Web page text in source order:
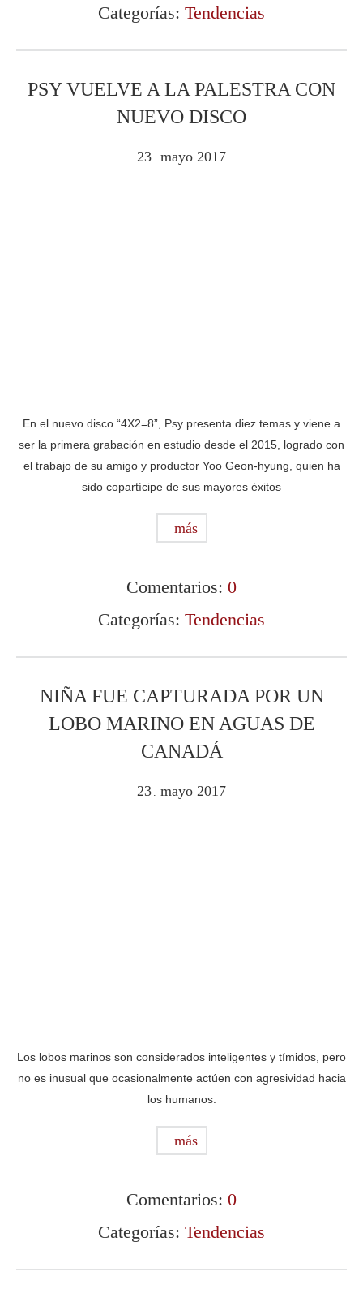
Categorías: Tendencias
PSY VUELVE A LA PALESTRA CON
NUEVO DISCO
23 . mayo 2017
En el nuevo disco “4X2=8”, Psy presenta diez temas y viene a
ser la primera grabación en estudio desde el 2015, logrado con
el trabajo de su amigo y productor Yoo Geon-hyung, quien ha
sido copartícipe de sus mayores éxitos
más
Comentarios: 0
Categorías: Tendencias
NIÑA FUE CAPTURADA POR UN
LOBO MARINO EN AGUAS DE
CANADÁ
23 mayo 2017
Los lobos marinos son considerados inteligentes y tímidos, pero
no es inusual que ocasionalmente actúen con agresividad hacia
los humanos.
más
Comentarios: 0
Categorías: Tendencias